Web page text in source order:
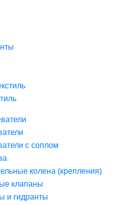
с соплом
колена (крепления)
клапаны
и гидранты